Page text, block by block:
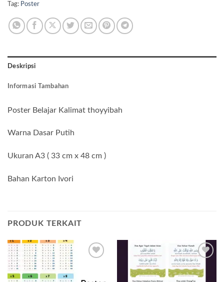
Tag: Poster
Deskripsi
Informasi Tambahan
Poster Belajar Kalimat thoyyibah
Warna Dasar Putih
Ukuran A3 ( 33 cm x 48 cm )
Bahan Karton Ivori
PRODUK TERKAIT
Add to
wishlist